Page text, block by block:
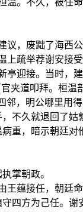
议，废黜了海西
疏举荐谢安接
亭迎接。当时，
夹道叩拜。桓
，明公哪里用
不久就退回了
重，暗示朝廷
掌朝政。
王蕴接任，朝廷
四方为己任。谢